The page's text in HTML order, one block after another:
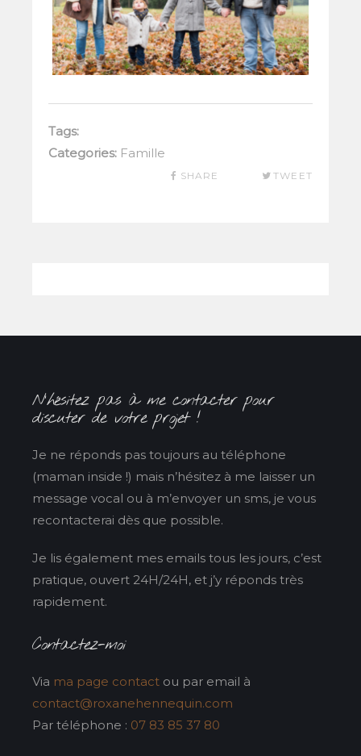
Tags:
Categories: Famille
SHARE TWEET
N’hésitez pas à me contacter pour
discuter de votre projet !
Je ne réponds pas toujours au téléphone
(maman inside !) mais n’hésitez à me laisser un
message vocal ou à m’envoyer un sms, je vous
recontacterai dès que possible.
Je lis également mes emails tous les jours, c’est
pratique, ouvert 24H/24H, et j’y réponds très
rapidement.
Contactez-moi
Via ma page contact ou par email à
contact@roxanehennequin.com
Par téléphone : 07 83 85 37 80